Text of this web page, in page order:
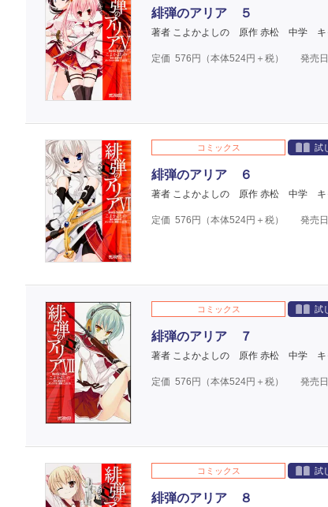
緋弾のアリア ５
著者 こよかよしの 原作 赤松 中学
定価 576円（本体524円＋税） 発売
コミックス 試
緋弾のアリア ６
著者 こよかよしの 原作 赤松 中学
定価 576円（本体524円＋税） 発売
コミックス 試
緋弾のアリア ７
著者 こよかよしの 原作 赤松 中学
定価 576円（本体524円＋税） 発売
コミックス 試
緋弾のアリア ８